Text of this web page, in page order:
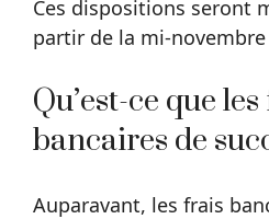
Ces dispositions seront
partir de la mi-novembre
Qu’est-ce que
bancaires de
Auparavant, les frais